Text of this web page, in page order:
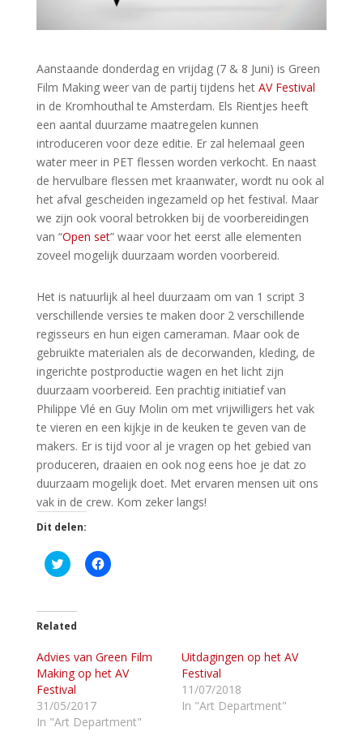
Aanstaande donderdag en vrijdag (7 & 8 Juni) is Green
Film Making weer van de partij tijdens het AV Festival
in de Kromhouthal te Amsterdam. Els Rientjes heeft
een aantal duurzame maatregelen kunnen
introduceren voor deze editie. Er zal helemaal geen
water meer in PET flessen worden verkocht. En naast
de hervulbare flessen met kraanwater, wordt nu ook al
het afval gescheiden ingezameld op het festival. Maar
we zijn ook vooral betrokken bij de voorbereidingen
van “Open set” waar voor het eerst alle elementen
zoveel mogelijk duurzaam worden voorbereid.
Het is natuurlijk al heel duurzaam om van 1 script 3
verschillende versies te maken door 2 verschillende
regisseurs en hun eigen cameraman. Maar ook de
gebruikte materialen als de decorwanden, kleding, de
ingerichte postproductie wagen en het licht zijn
duurzaam voorbereid. Een prachtig initiatief van
Philippe Vlé en Guy Molin om met vrijwilligers het vak
te vieren en een kijkje in de keuken te geven van de
makers. Er is tijd voor al je vragen op het gebied van
produceren, draaien en ook nog eens hoe je dat zo
duurzaam mogelijk doet. Met ervaren mensen uit ons
vak in de crew. Kom zeker langs!
Dit delen:
K
l
m
t
e
e
n
m
e
t
T
K
l
e
e
F
a
Related
Advies van Green Film
Making op het AV
Festival
31/05/2017
In "Art Department"
Uitdagingen op het AV
Festival
11/07/2018
In "Art Department"